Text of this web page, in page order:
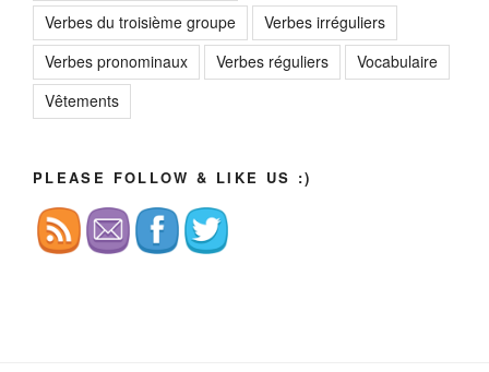
Verbes du troisième groupe
Verbes irréguliers
Verbes pronominaux
Verbes réguliers
Vocabulaire
Vêtements
PLEASE FOLLOW & LIKE US :)